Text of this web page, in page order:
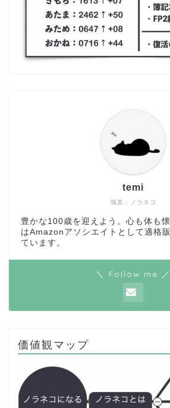
職業：ノラネコ
temi
豊かな100歳を迎えよう。心も体も
はAmazonアソシエイトとして適格
ています。
＼ Follow me ／
価値観マップ